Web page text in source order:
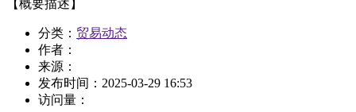
【概要描述】
分类： 贸易动态
作者：
来源：
发布时间： 2025-03-29 16:53
访问量：